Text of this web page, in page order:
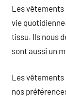
Les
vie
tissu. Ils nous
sont aussi un
Les
nos